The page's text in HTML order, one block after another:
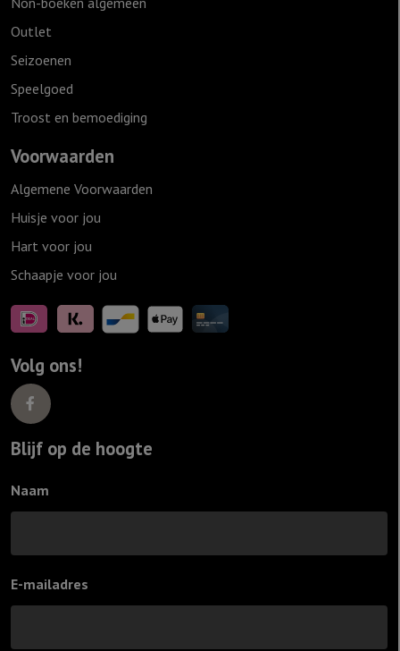
Outlet
Seizoenen
Speelgoed
Troost en bemoediging
Voorwaarden
Algemene Voorwaarden
Huisje voor jou
Hart voor jou
Schaapje voor jou
Volg ons!
Blijf op de hoogte
Naam
E-mailadres